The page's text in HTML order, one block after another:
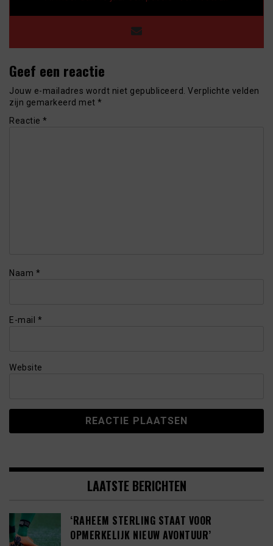
Geef een reactie
Jouw e-mailadres wordt niet gepubliceerd. Verplichte velden
zijn gemarkeerd met *
Reactie *
Naam *
E-mail *
Website
LAATSTE BERICHTEN
‘RAHEEM STERLING STAAT VOOR
OPMERKELIJK NIEUW AVONTUUR’